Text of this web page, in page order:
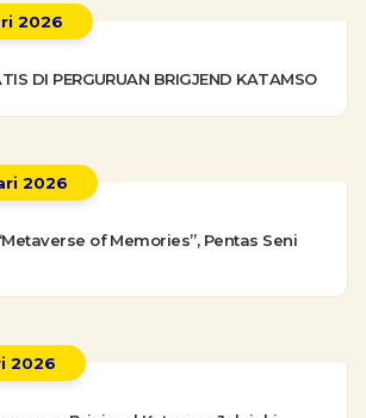
DI PERGURUAN BRIGJEND KATAMSO
2026
of Memories”, Pentas Seni
2026
2026